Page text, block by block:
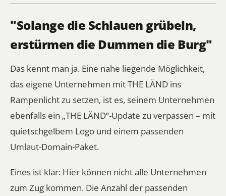
"Solange die Schlauen grübeln,
erstürmen die Dummen die Burg"
Das kennt man ja. Eine nahe liegende Möglichkeit,
das eigene Unternehmen mit THE LÄND ins
Rampenlicht zu setzen, ist es, seinem Unternehmen
ebenfalls ein „THE LÄND“-Update zu verpassen – mit
quietschgelbem Logo und einem passenden
Umlaut-Domain-Paket.
Eines ist klar: Hier können nicht alle Unternehmen
zum Zug kommen. Die Anzahl der passenden